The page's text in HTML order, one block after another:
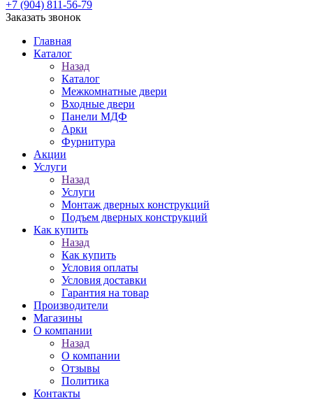
+7 (904) 811-56-79
Заказать звонок
Главная
Каталог
Назад
Каталог
Межкомнатные двери
Входные двери
Панели МДФ
Арки
Фурнитура
Акции
Услуги
Назад
Услуги
Монтаж дверных конструкций
Подъем дверных конструкций
Как купить
Назад
Как купить
Условия оплаты
Условия доставки
Гарантия на товар
Производители
Магазины
О компании
Назад
О компании
Отзывы
Политика
Контакты